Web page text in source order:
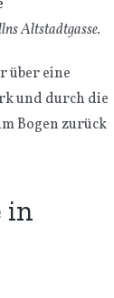
Altstadtgasse.
über eine
und durch die
Bogen zurück
in